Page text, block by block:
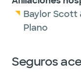
Baylor Scott
Plano
Seguros